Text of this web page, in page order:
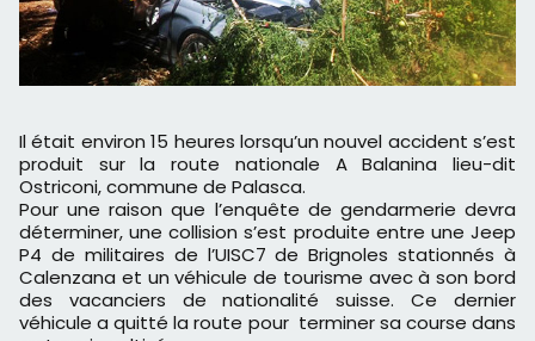
Il était environ 15 heures lorsqu’un nouvel accident s’est
produit sur la route nationale A Balanina lieu-dit
Ostriconi, commune de Palasca.
Pour une raison que l’enquête de gendarmerie devra
déterminer, une collision s’est produite entre une Jeep
P4 de militaires de l’UISC7 de Brignoles stationnés à
Calenzana et un véhicule de tourisme avec à son bord
des vacanciers de nationalité suisse. Ce dernier
véhicule a quitté la route pour terminer sa course dans